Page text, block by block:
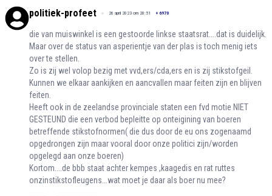
politiek-profeet 26 april 2023 om 20:51 + 6970
die van muiswinkel is een gestoorde linkse staatsrat....dat is duidelijk.
Maar over de status van asperientje van der plas is toch menig iets
over te stellen.
Zo is zij wel volop bezig met vvd,ers/cda,ers en is zij stikstofgeil.
Kunnen we elkaar aankijken en aancvallen maar feiten zijn en blijven
feiten.
Heeft ook in de zeelandse provinciale staten een fvd motie NIET
GESTEUND die een verbod bepleitte op onteigining van boeren
betreffende stikstofnormen( die dus door de eu ons zogenaamd
opgedrongen zijn maar vooral door onze politici zijn/worden
opgelegd aan onze boeren)
Kortom....de bbb staat achter kempes ,kaagedis en rat ruttes
onzinstikstofleugens...wat moet je daar als boer nu mee?